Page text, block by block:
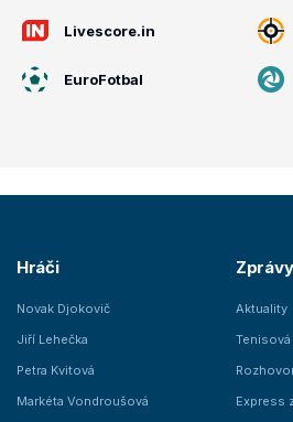
Livescore.in
EuroFotbal
Hráči
Novak Djokovič
Jiří Lehečka
Petra Kvitová
Markéta Vondroušová
Zprávy
Aktuality
Express